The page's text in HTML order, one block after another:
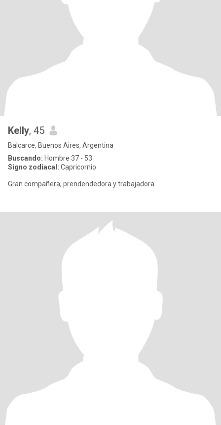
Kelly, 45
Balcarce, Buenos Aires, Argentina
Buscando: Hombre 37 - 53
Signo zodiacal: Capricornio
Gran compañera, prendendedora y trabajadora